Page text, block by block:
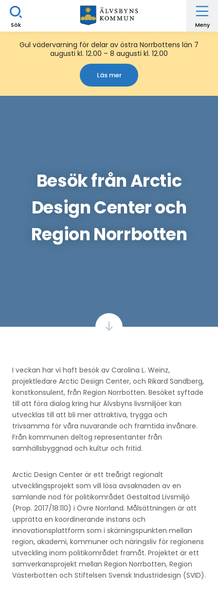
Sök Meny
Gul vädervarning för delar av östra Norrbottens län 7
augusti kl. 12.00 – 8 augusti kl. 12.00
Läs mer
Besök från Arctic
Design Center och
Region Norrbotten
I veckan har vi haft besök av Carolina L. Weinz,
projektledare Arctic Design Center, och Rikard Sandberg,
konstkonsulent, från Region Norrbotten. Besöket syftade
till att föra dialog kring hur Älvsbyns livsmiljöer kan
utvecklas till att bli mer attraktiva, trygga och
trivsamma för våra nuvarande och framtida invånare.
Från kommunen deltog representanter från
samhällsbyggnad och kultur och fritid.
Arctic Design Center är ett treårigt regionalt
utvecklingsprojekt som vill lösa avsaknaden av en
samlande nod för politikområdet Gestaltad Livsmiljö
(Prop. 2017/18:110) i Övre Norrland. Målsättningen är att
upprätta en koordinerande instans och
innovationsplattform som i skärningspunkten mellan
region, akademi, kommuner och näringsliv för regionens
utveckling inom politikområdet framåt. Projektet är ett
samverkansprojekt mellan Region Norrbotten, Region
Västerbotten och Stiftelsen Svensk Industridesign (SVID).